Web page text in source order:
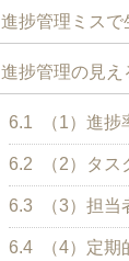
進捗管理ミスで
進捗管理の見え
6.1 （1）進
6.2 （2）タス
6.3 （3）担当
6.4 （4）定期